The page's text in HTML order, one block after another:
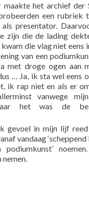
het archief der
een rubriek
presentator.
zijn die de lading
die vlag niet eens
van een
met droge ogen aan
… Ja, ik sta wel eens
ik rap niet en als er
vanwege mijn
het was de
gevoel in mijn lijf
vandaag ‘scheppend
podiumkunst’
nemen.